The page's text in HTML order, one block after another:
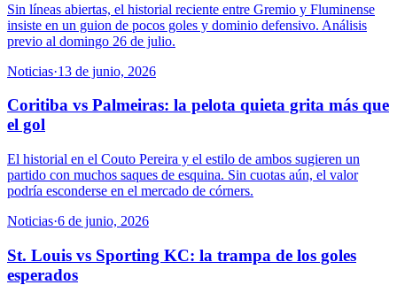
Sin líneas abiertas, el historial reciente entre Gremio y Fluminense
insiste en un guion de pocos goles y dominio defensivo. Análisis
previo al domingo 26 de julio.
Noticias·13 de junio, 2026
Coritiba vs Palmeiras: la pelota quieta grita más que
el gol
El historial en el Couto Pereira y el estilo de ambos sugieren un
partido con muchos saques de esquina. Sin cuotas aún, el valor
podría esconderse en el mercado de córners.
Noticias·6 de junio, 2026
St. Louis vs Sporting KC: la trampa de los goles
esperados